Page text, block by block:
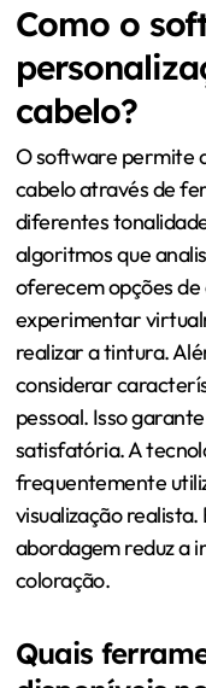
Como o
cabelo?
O software permite
cabelo através de
diferentes
algoritmos que
oferecem opções
experimentar
realizar a tintura.
considerar
pessoal. Isso
satisfatória. A
frequentemente
visualização
abordagem reduz a
coloração.
Quais